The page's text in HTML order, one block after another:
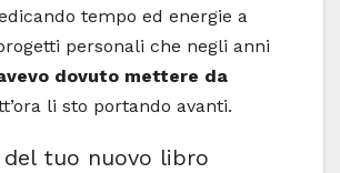
tempo ed energie a
personali che negli anni
dovuto mettere da
li sto portando avanti.
del tuo nuovo libro